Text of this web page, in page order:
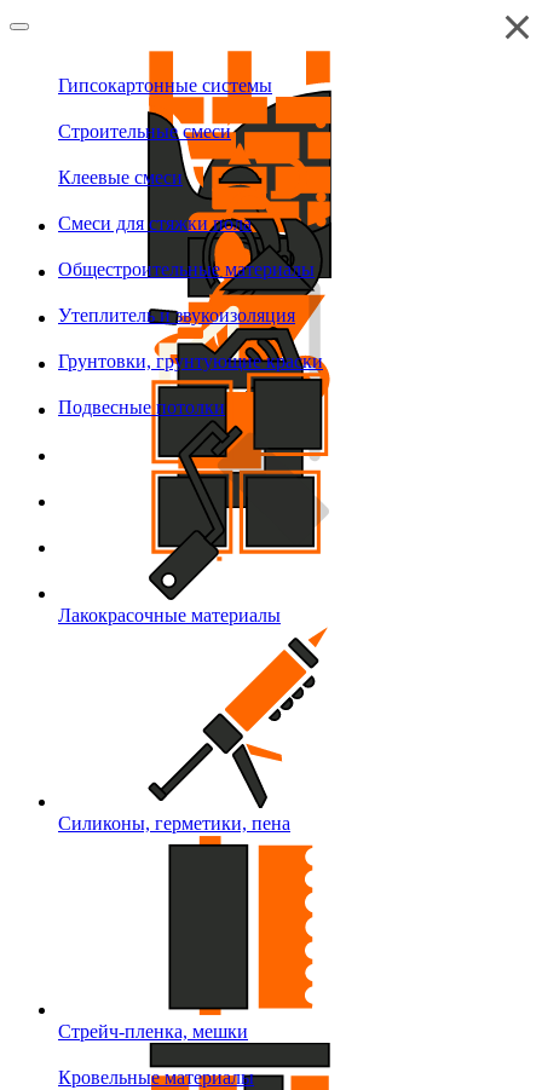
Гипсокартонные системы
Строительные смеси
Клеевые смеси
Смеси для стяжки пола
Общестроительные материалы
Утеплитель и звукоизоляция
Грунтовки, грунтующие краски
Подвесные потолки
Лакокрасочные материалы
Силиконы, герметики, пена
Стрейч-пленка, мешки
Кровельные материалы